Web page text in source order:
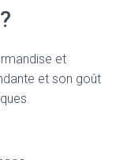
et
et son goût